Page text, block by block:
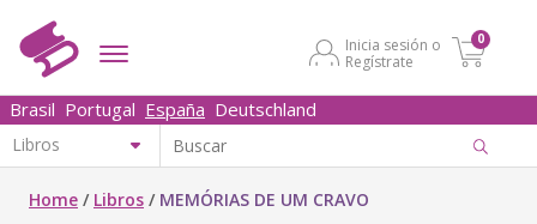
Inicia sesión o
Regístrate
0
Brasil Portugal España Deutschland
Home / Libros / MEMÓRIAS DE UM CRAVO